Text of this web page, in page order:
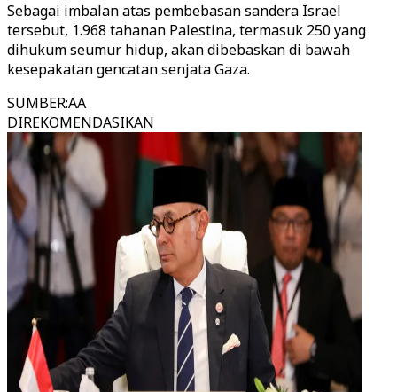
Sebagai imbalan atas pembebasan sandera Israel
tersebut, 1.968 tahanan Palestina, termasuk 250 yang
dihukum seumur hidup, akan dibebaskan di bawah
kesepakatan gencatan senjata Gaza.
SUMBER:AA
DIREKOMENDASIKAN